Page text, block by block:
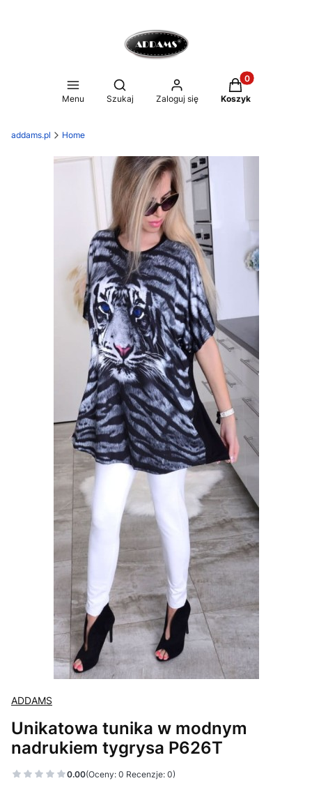
Menu
Otwórz wyszukiwarkę
Szukaj Zaloguj się
Produkty w
Koszyk
addams.pl Home
ADDAMS
Unikatowa tunika w modnym
nadrukiem tygrysa P626T
0.00(Oceny: 0 Recenzje: 0)